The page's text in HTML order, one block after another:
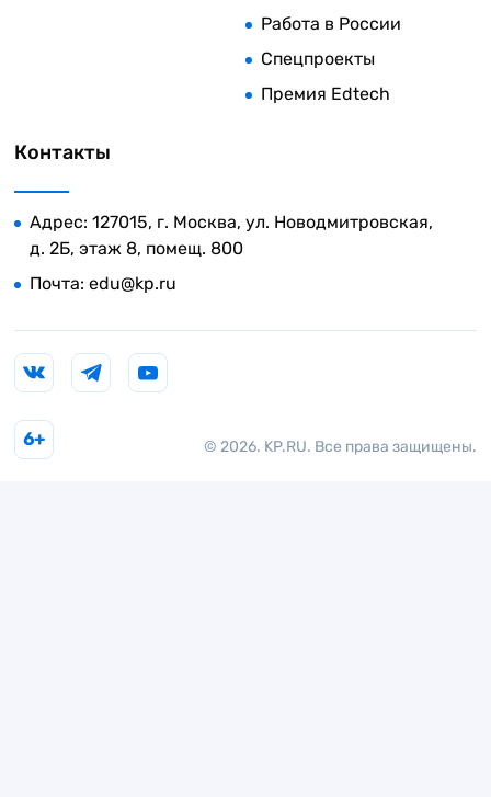
Работа в России
Спецпроекты
Премия Edtech
Контакты
Адрес: 127015, г. Москва, ул. Новодмитровская,
д. 2Б, этаж 8, помещ. 800
Почта: edu@kp.ru
© 2026. KP.RU. Все права защищены.
6+